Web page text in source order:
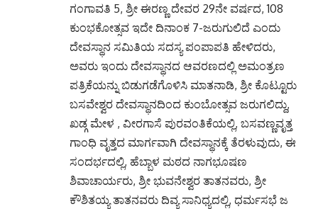
ಗಂಗಾವತಿ 5, ಶ್ರೀ ಈರಣ್ಣ ದೇವರ 29ನೇ ವರ್ಷದ, 108
ಕುಂಭಕೋತ್ಸವ ಇದೇ ದಿನಾಂಕ 7-ಜರುಗುಲಿದೆ ಎಂದು
ದೇವಸ್ಥಾನ ಸಮಿತಿಯ ಸದಸ್ಯ ಪಂಪಾಪತಿ ಹೇಳಿದರು,
ಅವರು ಇಂದು ದೇವಸ್ಥಾನದ ಆವರಣದಲ್ಲಿ ಅಮಂತ್ರಣ
ಪತ್ರಿಕೆಯನ್ನು ಬಿಡುಗಡೆಗೊಳಿಸಿ ಮಾತನಾಡಿ, ಶ್ರೀ ಕೊಟ್ಟೂರು
ಬಸವೇಶ್ವರ ದೇವಸ್ಥಾನದಿಂದ ಕುಂಬೋತ್ಸವ ಜರುಗಲಿದ್ದು,
ಖಡ್ಗ ಮೇಳ , ವೀರಗಾಸೆ ಪುರವಂತಿಕೆಯಲ್ಲಿ, ಬಸವಣ್ಣವೃತ್ತ
ಗಾಂಧಿ ವೃತ್ತದ ಮಾರ್ಗವಾಗಿ ದೇವಸ್ಥಾನಕ್ಕೆ ತೆರಳುವುದು, ಈ
ಸಂದರ್ಭದಲ್ಲಿ, ಹೆಬ್ಬಾಳ ಮಠದ ನಾಗಭೂಷಣ
ಶಿವಾಚಾರ್ಯರು, ಶ್ರೀ ಭುವನೇಶ್ವರ ತಾತನವರು, ಶ್ರೀ
ಕೌಶಿತಯ್ಯ ತಾತನವರು ದಿವ್ಯ ಸಾನಿಧ್ಯದಲ್ಲಿ, ಧರ್ಮಸಭೆ ಜ